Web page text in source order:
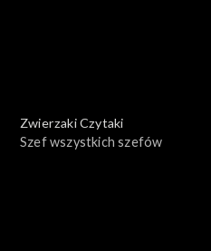
Zwierzaki Czytaki
Szef wszystkich szefów